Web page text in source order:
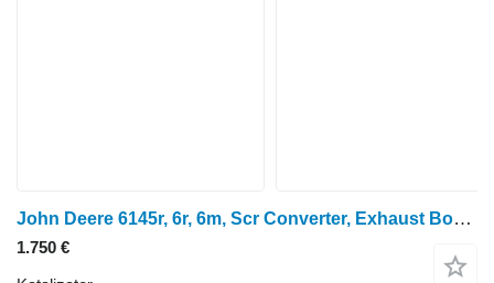
John Deere 6145r, 6r, 6m, Scr Converter, Exhaust Box Dz104806 DZ104806 katalizator za John Deere 6145R traktora na kotačima
1.750 €